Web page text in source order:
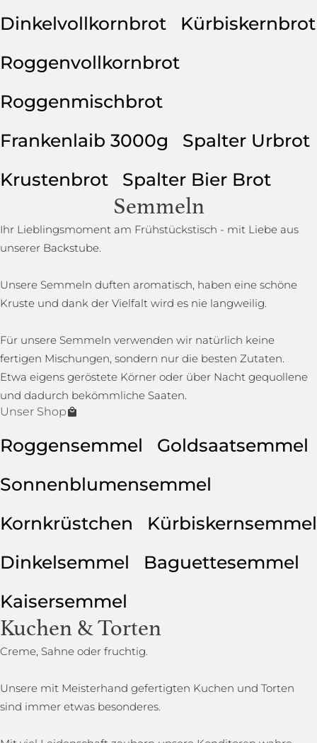
Dinkelvollkornbrot
Kürbiskernbrot
Roggenvollkornbrot
Roggenmischbrot
Frankenlaib 3000g
Spalter Urbrot
Krustenbrot
Spalter Bier Brot
Semmeln
Ihr Lieblingsmoment am Frühstückstisch - mit Liebe aus
unserer Backstube.
Unsere Semmeln duften aromatisch, haben eine schöne
Kruste und dank der Vielfalt wird es nie langweilig.
Für unsere Semmeln verwenden wir natürlich keine
fertigen Mischungen, sondern nur die besten Zutaten.
Etwa eigens geröstete Körner oder über Nacht gequollene
und dadurch bekömmliche Saaten.
Unser Shop
Roggensemmel
Goldsaatsemmel
Sonnenblumensemmel
Kornkrüstchen
Kürbiskernsemmel
Dinkelsemmel
Baguettesemmel
Kaisersemmel
Kuchen & Torten
Creme, Sahne oder fruchtig.
Unsere mit Meisterhand gefertigten Kuchen und Torten
sind immer etwas besonderes.